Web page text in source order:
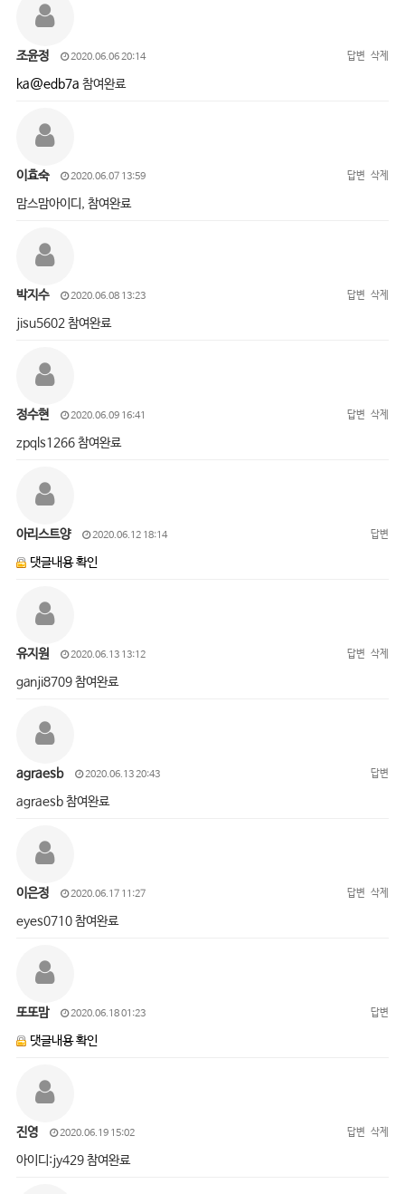
조윤정 2020.06.06 20:14 답변 삭제
ka@edb7a 참여완료
이효숙 2020.06.07 13:59 답변 삭제
맘스맘아이디, 참여완료
박지수 2020.06.08 13:23 답변 삭제
jisu5602 참여완료
정수현 2020.06.09 16:41 답변 삭제
zpqls1266 참여완료
아리스트양 2020.06.12 18:14 답변
댓글내용 확인
유지원 2020.06.13 13:12 답변 삭제
ganji8709 참여완료
agraesb 2020.06.13 20:43 답변
agraesb 참여완료
이은정 2020.06.17 11:27 답변 삭제
eyes0710 참여완료
또또맘 2020.06.18 01:23 답변
댓글내용 확인
진영 2020.06.19 15:02 답변 삭제
아이디:jy429 참여완료